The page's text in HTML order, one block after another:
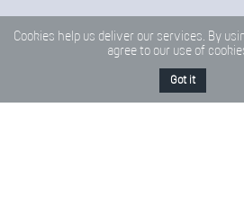
Friedrich-Froebel-Schule@Kreis-
Cookies help us deliver our services. By
agree to our use of
Got it